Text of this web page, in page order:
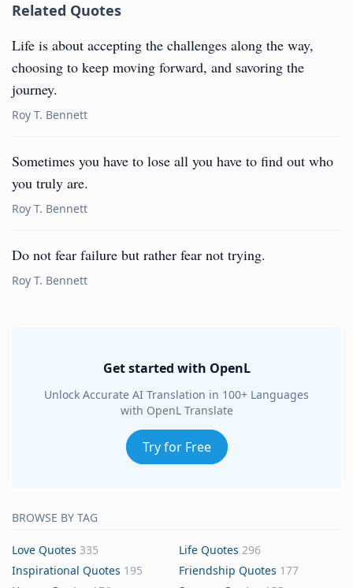
Related Quotes
Life is about accepting the challenges along the way,
choosing to keep moving forward, and savoring the
journey.
Roy T. Bennett
Sometimes you have to lose all you have to find out who
you truly are.
Roy T. Bennett
Do not fear failure but rather fear not trying.
Roy T. Bennett
Get started with OpenL
Unlock Accurate AI Translation in 100+ Languages
with OpenL Translate
Try for Free
BROWSE BY TAG
Love Quotes 335 Life Quotes 296
Inspirational Quotes 195 Friendship Quotes 177